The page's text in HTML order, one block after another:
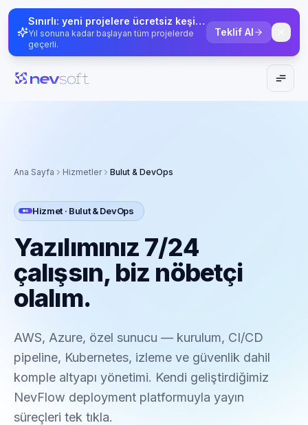
Sınırlı: yeni projelere ücretsiz keşif görüşmesi + 30 dk. UX denetimi
Yıl sonuna kadar başlayan tüm projelerde
geçerli.
Teklif Al
Ana Sayfa Hizmetler Bulut & DevOps
Hizmet · Bulut & DevOps
Yazılımınız 7/24
çalışsın, biz nöbetçi
olalım.
AWS, Azure, özel sunucu — kurulum, CI/CD
pipeline, Kubernetes, izleme ve güvenlik dahil
komple altyapı yönetimi. Kendi geliştirdiğimiz
NevFlow deployment platformuyla yayın
süreçleri tek tıkla.